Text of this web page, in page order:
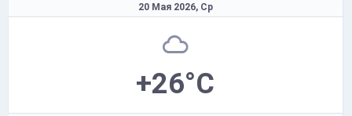
20 Мая 2026, Ср
+26°C